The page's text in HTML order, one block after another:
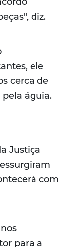
diz.
ele
cerca de
pela águia.
Justiça
com
para a